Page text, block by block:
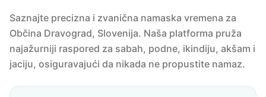
Saznajte precizna i zvanična namaska vremena za
Občina Dravograd, Slovenija. Naša platforma pruža
najažurniji raspored za sabah, podne, ikindiju, akšam i
jaciju, osiguravajući da nikada ne propustite namaz.